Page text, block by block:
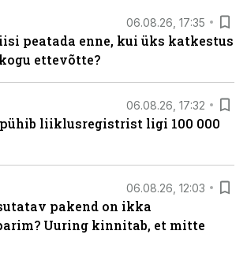
06.08.26, 17:35
peatada enne, kui üks katkestus
ettevõtte?
06.08.26, 17:32
liiklusregistrist ligi 100 000
06.08.26, 12:03
pakend on ikka
Uuring kinnitab, et mitte